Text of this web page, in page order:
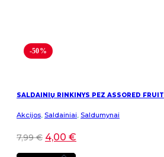
-50%
SALDAINIŲ RINKINYS PEZ ASSORED FRUIT
Akcijos, Saldainiai, Saldumynai
7,99€ 4,00 €